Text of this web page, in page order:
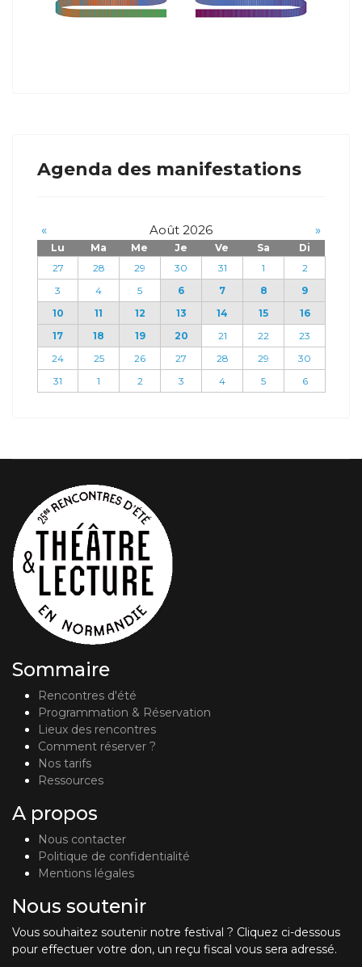
Agenda des manifestations
« Août 2026 »
Lu Ma Me Je Ve Sa
Di
27
28 29 30 31 1
2
3
4 5 6 7 8
9
10
11 12 13 14 15
16
17
18 19 20 21 22
23
24
25 26 27 28 29
30
31
1 2 3 4 5 6
Sommaire
Rencontres d'été
Programmation & Réservation
Lieux des rencontres
Comment réserver ?
Nos tarifs
Ressources
A propos
Nous contacter
Politique de confidentialité
Mentions légales
Nous soutenir
Vous souhaitez soutenir notre festival ? Cliquez ci-dessous
pour effectuer votre don, un reçu fiscal vous sera adressé.